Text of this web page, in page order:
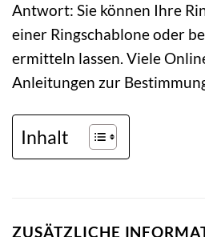
Antwort: Sie können Ihre
einer Ringschablone oder
ermitteln lassen. Viele
Anleitungen zur
Inhalt
ZUSÄTZLICHE